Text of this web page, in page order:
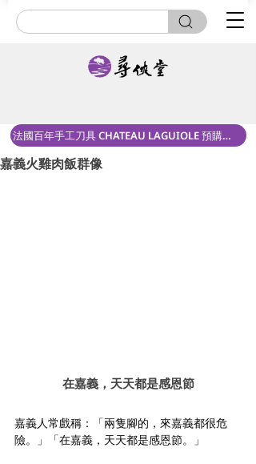
法國百年手工刀具 CHATEAU LAGUIOLE 預購中！
嘉義火雞肉飯群像
在嘉義，天天都是感恩節
嘉義人常戲稱：「兩隻腳的，來嘉義都很危
險。」「在嘉義，天天都是感恩節。」